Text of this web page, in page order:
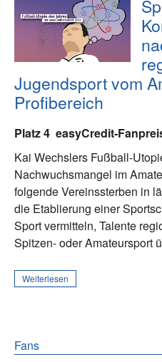
Jugendsport vom
Profibereich
Platz 4 easyCredit-
Kai Wechslers Fußball-
Nachwuchsmangel im
folgende Vereinssterben in
die Etablierung einer
Sport vermitteln, Talente
Spitzen- oder Amateursport
Weiterlesen
Fans